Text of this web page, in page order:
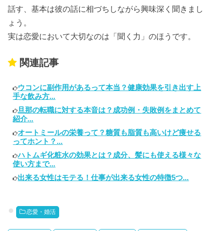
話す、基本は彼の話に相づちしながら興味深く聞きまし
ょう。
実は恋愛において大切なのは「聞く力」のほうです。
関連記事
ウコンに副作用があるって本当？健康効果を引き出す上
手な飲み方...
旦那の転職に対する本音は？成功例・失敗例をまとめて
紹介...
オートミールの栄養って？糖質も脂質も高いけど痩せる
ってホント？...
ハトムギ化粧水の効果とは？成分、髪にも使える様々な
使い方まで...
出来る女性はモテる！仕事が出来る女性の特徴5つ...
恋愛・婚活